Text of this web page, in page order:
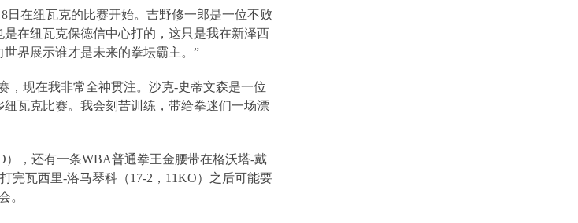
8日在纽瓦克的比赛开始。吉野修一郎是一位不败
在纽瓦克保德信中心打的，这只是我在新泽西
界展示谁才是未来的拳坛霸主。”
，现在我非常全神贯注。沙克-史蒂文森是一位
瓦克比赛。我会刻苦训练，带给拳迷们一场漂
），还有一条WBA普通拳王金腰带在格沃塔-戴
完瓦西里-洛马琴科（17-2 ， 11KO）之后可能要
。